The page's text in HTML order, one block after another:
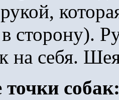
сторону).
на себя.